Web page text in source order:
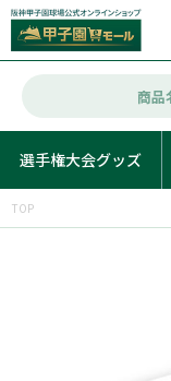
選手権大会グッズ
TOP